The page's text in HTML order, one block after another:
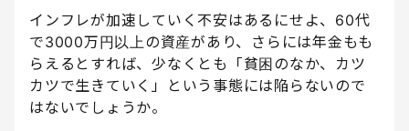
インフレが加速していく不安はあるにせよ、60代
で3000万円以上の資産があり、さらには年金もも
らえるとすれば、少なくとも「貧困のなか、カツ
カツで生きていく」という事態には陥らないので
はないでしょうか。